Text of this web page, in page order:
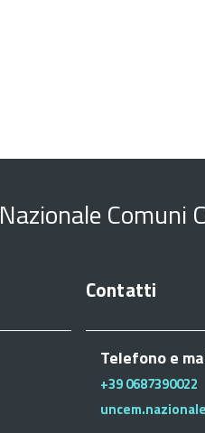
Contatti
Telefono e
+39 0687390022